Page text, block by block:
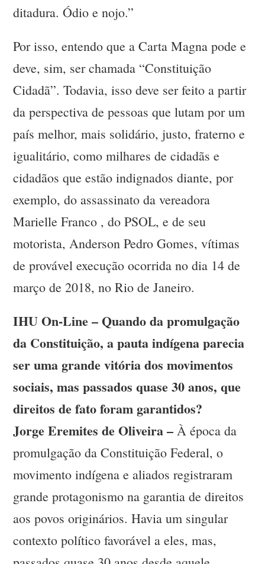
ditadura. Ódio e nojo.”
Por isso, entendo que a Carta Magna pode e
deve, sim, ser chamada “Constituição
Cidadã”. Todavia, isso deve ser feito a partir
da perspectiva de pessoas que lutam por um
país melhor, mais solidário, justo, fraterno e
igualitário, como milhares de cidadãs e
cidadãos que estão indignados diante, por
exemplo, do assassinato da vereadora
Marielle Franco , do PSOL, e de seu
motorista, Anderson Pedro Gomes, vítimas
de provável execução ocorrida no dia 14 de
março de 2018, no Rio de Janeiro.
IHU On-Line – Quando da promulgação
da Constituição, a pauta indígena parecia
ser uma grande vitória dos movimentos
sociais, mas passados quase 30 anos, que
direitos de fato foram garantidos?
Jorge Eremites de Oliveira – À época da
promulgação da Constituição Federal, o
movimento indígena e aliados registraram
grande protagonismo na garantia de direitos
aos povos originários. Havia um singular
contexto político favorável a eles, mas,